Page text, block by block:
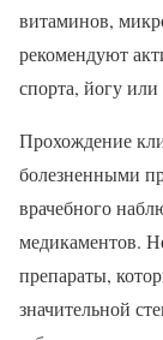
витаминов,
рекомендуют
спорта, йогу
Прохождение
болезненными
врачебного
медикаментов.
препараты,
значительной